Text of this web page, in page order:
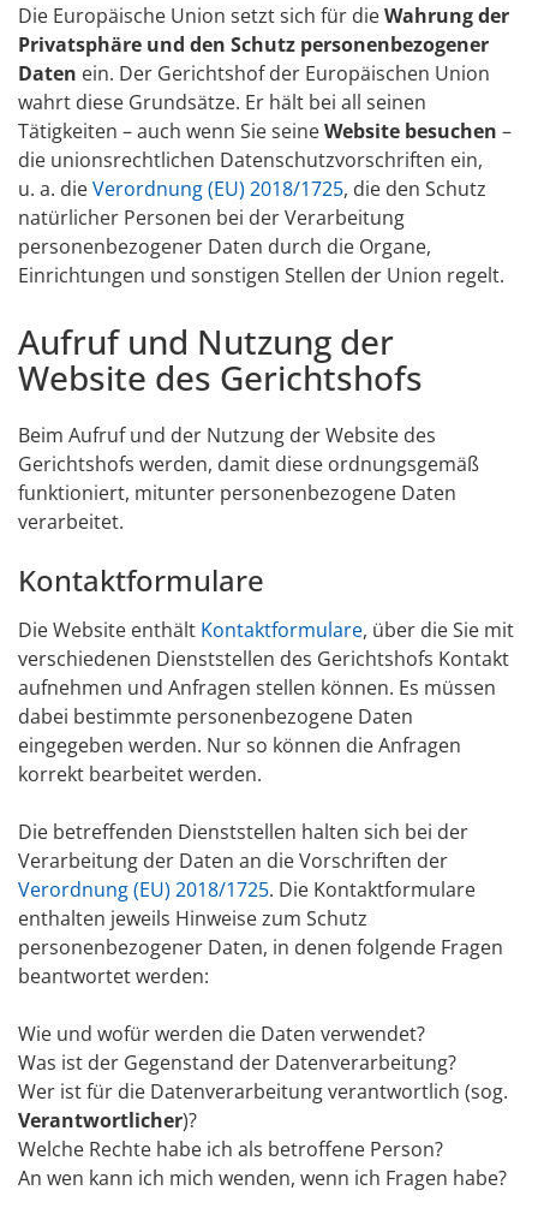
Die Europäische Union setzt sich für dieWahrung der
Privatsphäre und den Schutz personenbezogener
Daten ein. Der Gerichtshof der Europäischen Union
wahrt diese Grundsätze. Er hält bei all seinen
Tätigkeiten – auch wenn Sie seineWebsite besuchen –
die unionsrechtlichen Datenschutzvorschriften ein,
u. a. dieVerordnung (EU) 2018/1725, die den Schutz
natürlicher Personen bei der Verarbeitung
personenbezogener Daten durch die Organe,
Einrichtungen und sonstigen Stellen der Union regelt.
Aufruf und Nutzung der
Website des Gerichtshofs
Beim Aufruf und der Nutzung der Website des
Gerichtshofs werden, damit diese ordnungsgemäß
funktioniert, mitunter personenbezogene Daten
verarbeitet.
Kontaktformulare
Die Website enthält Kontaktformulare, über die Sie mit
verschiedenen Dienststellen des Gerichtshofs Kontakt
aufnehmen und Anfragen stellen können. Es müssen
dabei bestimmte personenbezogene Daten
eingegeben werden. Nur so können die Anfragen
korrekt bearbeitet werden.
Die betreffenden Dienststellen halten sich bei der
Verarbeitung der Daten an die Vorschriften der
Verordnung (EU) 2018/1725. Die Kontaktformulare
enthalten jeweils Hinweise zum Schutz
personenbezogener Daten, in denen folgende Fragen
beantwortet werden:
Wie und wofür werden die Daten verwendet?
Was ist der Gegenstand der Datenverarbeitung?
Wer ist für die Datenverarbeitung verantwortlich (sog.
Verantwortlicher)?
Welche Rechte habe ich als betroffene Person?
An wen kann ich mich wenden, wenn ich Fragen habe?